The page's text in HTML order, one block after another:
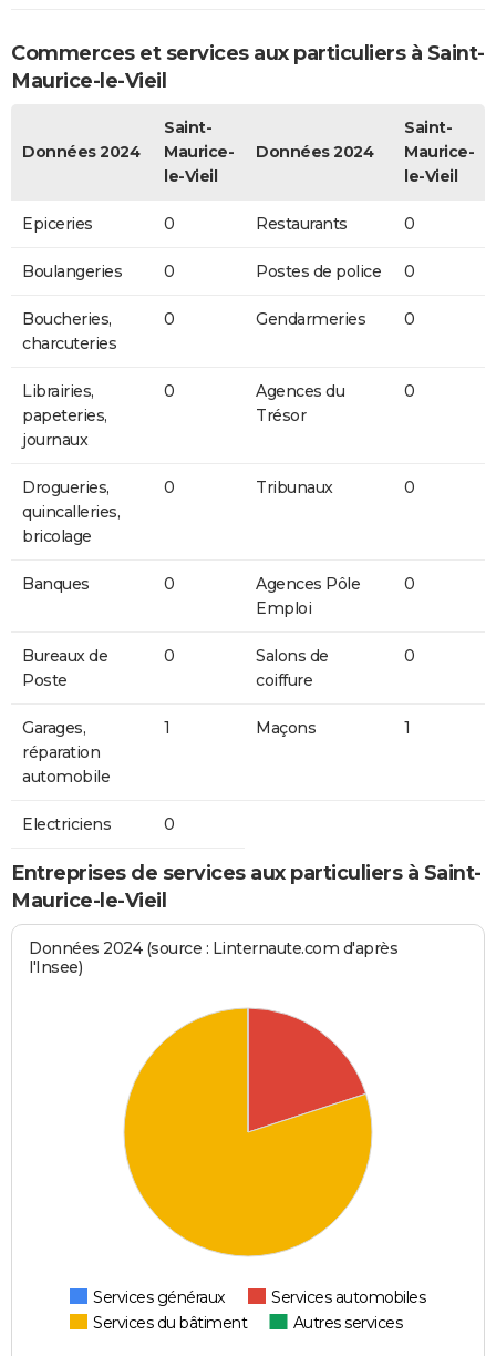
Commerces et services aux particuliers à Saint-
Maurice-le-Vieil
Données 2024
Saint-
Maurice-
le-Vieil
Données 2024
Saint-
Maurice-
le-Vieil
Epiceries 0 Restaurants 0
Boulangeries 0 Postes de police 0
Boucheries,
charcuteries
0 Gendarmeries 0
Librairies,
papeteries,
journaux
0
Agences du
Trésor
0
Drogueries,
quincalleries,
bricolage
0 Tribunaux 0
Banques 0
Agences Pôle
Emploi
0
Bureaux de
Poste
0
Salons de
coiffure
0
Garages,
réparation
automobile
1 Maçons 1
Electriciens 0
Entreprises de services aux particuliers à Saint-
Maurice-le-Vieil
Données 2024 (source : Linternaute.com d'après
l'Insee)
Services généraux
Services automobiles
Services du bâtiment
Autres services